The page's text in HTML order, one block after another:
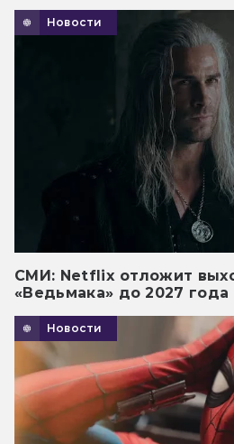
Новости
СМИ: Netflix отложит
«Ведьмака» до 2027 года
Новости